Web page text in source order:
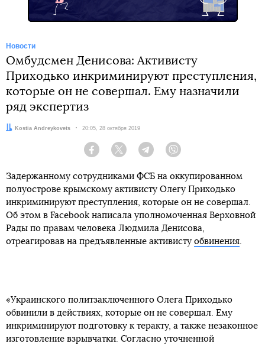
Новости
Омбудсмен Денисова: Активисту
Приходько инкриминируют преступления,
которые он не совершал. Ему назначили
ряд экспертиз
Автор:Kostia Andreykovets Дата:
20:05, 28 октября 2019
Facebook Twitter Telegram
Задержанному сотрудниками ФСБ на оккупированном
полуострове крымскому активисту Олегу Приходько
инкриминируют преступления, которые он не совершал.
Об этом в Facebook написала уполномоченная Верховной
Рады по правам человека Людмила Денисова,
отреагировав на предъявленные активисту обвинения
«Украинского политзаключенного Олега Приходько
обвинили в действиях, которые он не совершал. Ему
инкриминируют подготовку к теракту, а также незаконное
изготовление взрывчатки. Согласно уточненной